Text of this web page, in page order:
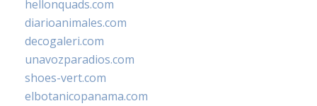
hellonquads.com
diarioanimales.com
decogaleri.com
unavozparadios.com
shoes-vert.com
elbotanicopanama.com